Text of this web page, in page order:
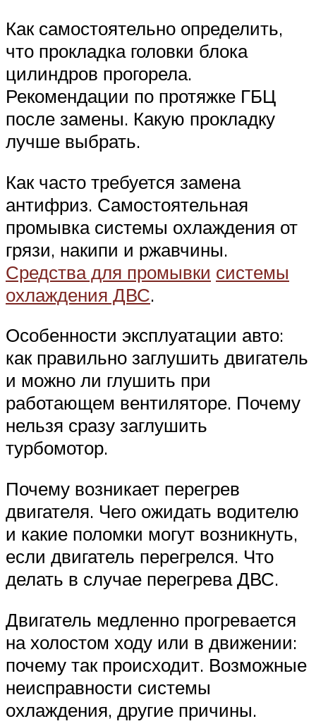
Как самостоятельно определить,
что прокладка головки блока
цилиндров прогорела.
Рекомендации по протяжке ГБЦ
после замены. Какую прокладку
лучше выбрать.
Как часто требуется замена
антифриз. Самостоятельная
промывка системы охлаждения от
грязи, накипи и ржавчины.
Средства для промывки системы
охлаждения ДВС.
Особенности эксплуатации авто:
как правильно заглушить двигатель
и можно ли глушить при
работающем вентиляторе. Почему
нельзя сразу заглушить
турбомотор.
Почему возникает перегрев
двигателя. Чего ожидать водителю
и какие поломки могут возникнуть,
если двигатель перегрелся. Что
делать в случае перегрева ДВС.
Двигатель медленно прогревается
на холостом ходу или в движении:
почему так происходит. Возможные
неисправности системы
охлаждения, другие причины.